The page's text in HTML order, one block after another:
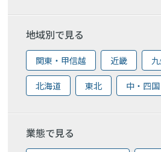
地域別で見る
関東・甲信越 近畿
北海道 東北 中・四国
業態で見る